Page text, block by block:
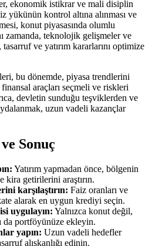
ekonomik istikrar ve mali disiplin
yükünün kontrol altına alınması ve
konut piyasasında olumlu
zamanda, teknolojik gelişmeler ve
ve yatırım kararlarını optimize
bu dönemde, piyasa trendlerini
araçları seçmeli ve riskleri
devletin sunduğu teşviklerden ve
uzun vadeli kazançlar
Sonuç
Yatırım yapmadan önce, bölgenin
kira getirilerini araştırın.
karşılaştırın: Faiz oranları ve
alarak en uygun krediyi seçin.
uygulayın: Yalnızca konut değil,
da portföyünüze ekleyin.
yapın: Uzun vadeli hedefler
alışkanlığı edinin.